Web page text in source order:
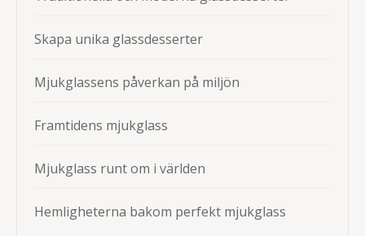
Skapa unika glassdesserter
Mjukglassens påverkan på miljön
Framtidens mjukglass
Mjukglass runt om i världen
Hemligheterna bakom perfekt mjukglass